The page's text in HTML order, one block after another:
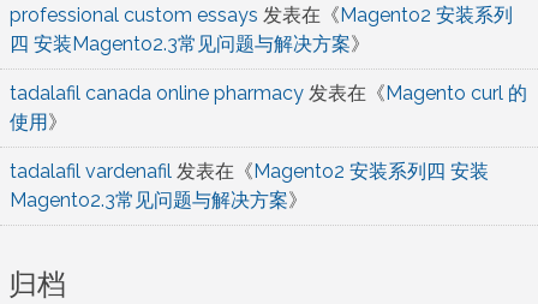
professional custom essays 发表在《Magento2 安装系列
四 安装Magento2.3常见问题与解决方案》
tadalafil canada online pharmacy 发表在《Magento curl 的
使用》
tadalafil vardenafil 发表在《Magento2 安装系列四 安装
Magento2.3常见问题与解决方案》
归档